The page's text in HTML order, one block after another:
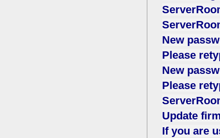
New
Please
New
Please
Update
If you are